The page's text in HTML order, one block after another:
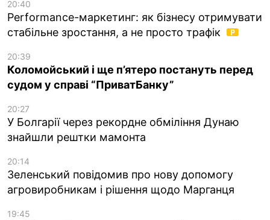
20:40
Performance-маркетинг: як бізнесу отримувати
стабільне зростання, а не просто трафік
20:39
Коломойський і ще п’ятеро постануть перед
судом у справі “ПриватБанку”
20:27
У Болгарії через рекордне обміління Дунаю
знайшли рештки мамонта
20:14
Зеленський повідомив про нову допомогу
агровиробникам і рішення щодо Марганця
19:45